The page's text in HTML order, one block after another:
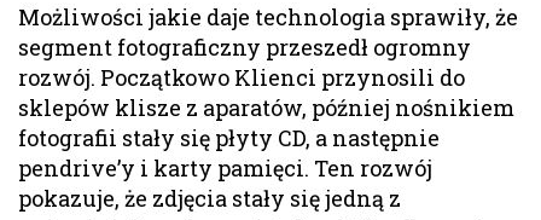
Możliwości jakie daje technologia sprawiły, że
segment fotograficzny przeszedł ogromny
rozwój. Początkowo Klienci przynosili do
sklepów klisze z aparatów, później nośnikiem
fotografii stały się płyty CD, a następnie
pendrive’y i karty pamięci. Ten rozwój
pokazuje, że zdjęcia stały się jedną z